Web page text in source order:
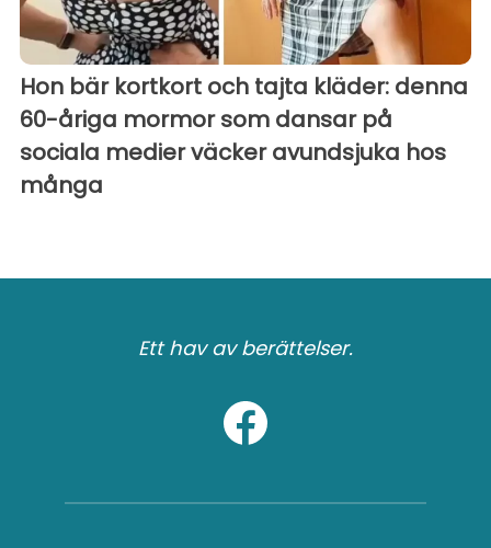
Hon bär kortkort och tajta kläder: denna
60-åriga mormor som dansar på
sociala medier väcker avundsjuka hos
många
Ett hav av berättelser.